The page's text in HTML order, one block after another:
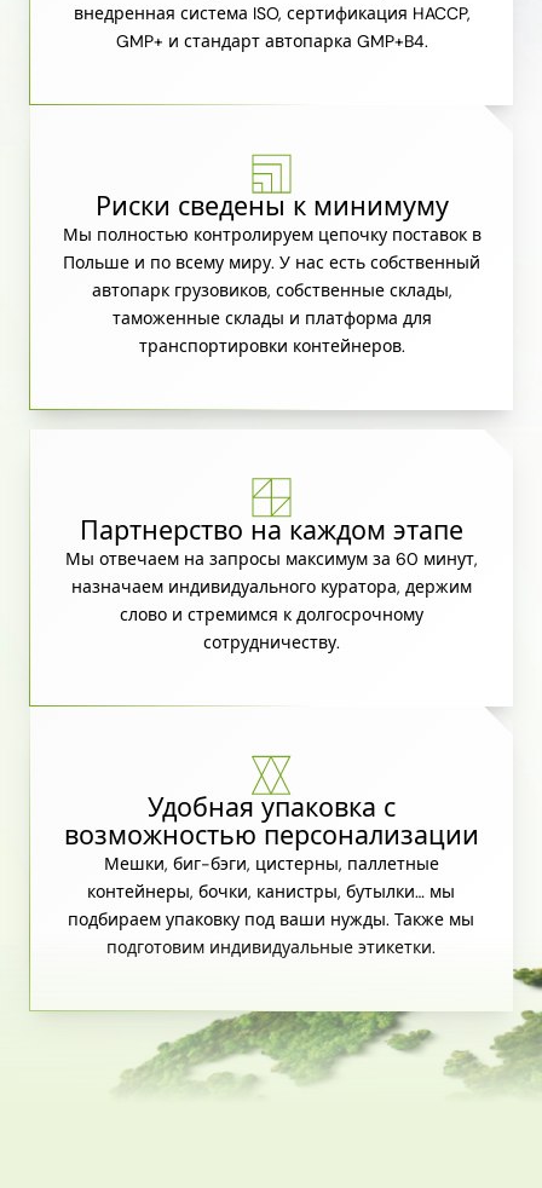
внедренная система ISO, сертификация HACCP,
GMP+ и стандарт автопарка GMP+B4.
Риски сведены к минимуму
Мы полностью контролируем цепочку поставок в
Польше и по всему миру. У нас есть собственный
автопарк грузовиков, собственные склады,
таможенные склады и платформа для
транспортировки контейнеров.
Партнерство на каждом этапе
Мы отвечаем на запросы максимум за 60 минут,
назначаем индивидуального куратора, держим
слово и стремимся к долгосрочному
сотрудничеству.
Удобная упаковка с
возможностью персонализации
Мешки, биг-бэги, цистерны, паллетные
контейнеры, бочки, канистры, бутылки… мы
подбираем упаковку под ваши нужды. Также мы
подготовим индивидуальные этикетки.